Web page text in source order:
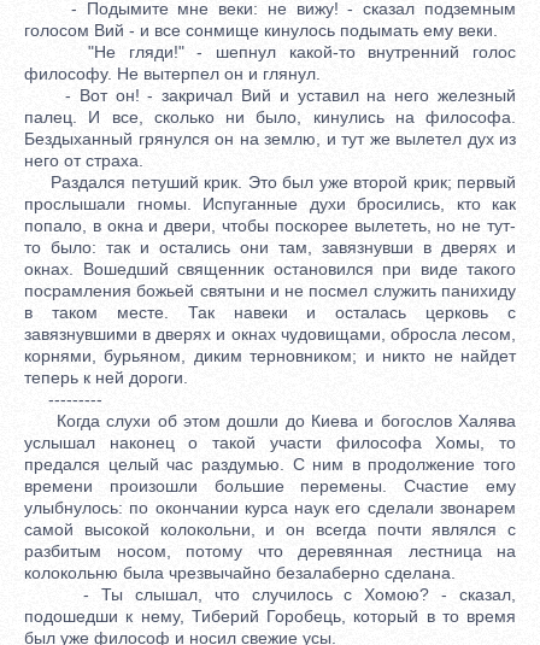
- Подымите мне веки: не вижу! - сказал подземным
голосом Вий - и все сонмище кинулось подымать ему веки.
"Не гляди!" - шепнул какой-то внутренний голос
философу. Не вытерпел он и глянул.
- Вот он! - закричал Вий и уставил на него железный
палец. И все, сколько ни было, кинулись на философа.
Бездыханный грянулся он на землю, и тут же вылетел дух из
него от страха.
Раздался петуший крик. Это был уже второй крик; первый
прослышали гномы. Испуганные духи бросились, кто как
попало, в окна и двери, чтобы поскорее вылететь, но не тут-
то было: так и остались они там, завязнувши в дверях и
окнах. Вошедший священник остановился при виде такого
посрамления божьей святыни и не посмел служить панихиду
в таком месте. Так навеки и осталась церковь с
завязнувшими в дверях и окнах чудовищами, обросла лесом,
корнями, бурьяном, диким терновником; и никто не найдет
теперь к ней дороги.
---------
Когда слухи об этом дошли до Киева и богослов Халява
услышал наконец о такой участи философа Хомы, то
предался целый час раздумью. С ним в продолжение того
времени произошли большие перемены. Счастие ему
улыбнулось: по окончании курса наук его сделали звонарем
самой высокой колокольни, и он всегда почти являлся с
разбитым носом, потому что деревянная лестница на
колокольню была чрезвычайно безалаберно сделана.
- Ты слышал, что случилось с Хомою? - сказал,
подошедши к нему, Тиберий Горобець, который в то время
был уже философ и носил свежие усы.